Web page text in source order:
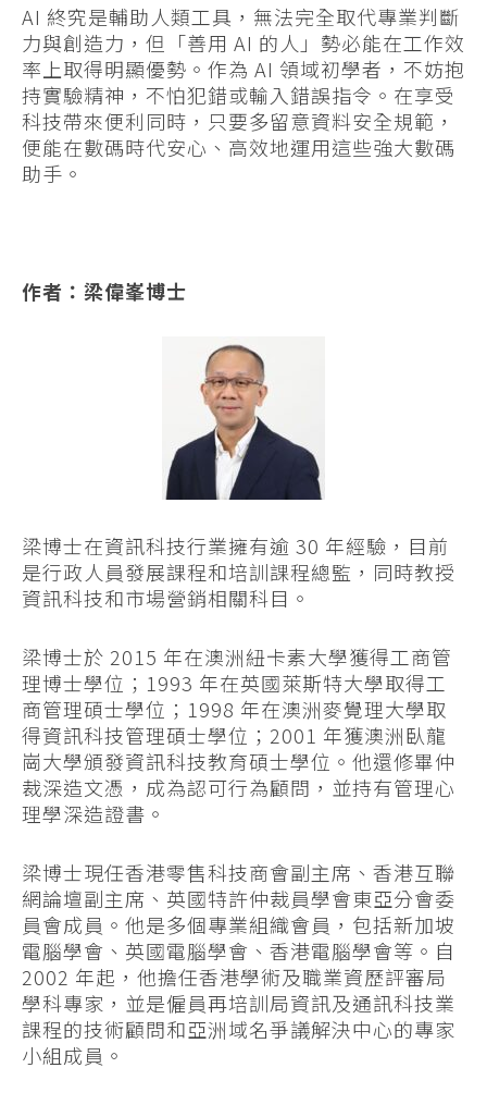
AI 終究是輔助人類工具，無法完全取代專業判斷
力與創造力，但「善用 AI 的人」勢必能在工作效
率上取得明顯優勢。作為 AI 領域初學者，不妨抱
持實驗精神，不怕犯錯或輸入錯誤指令。在享受
科技帶來便利同時，只要多留意資料安全規範，
便能在數碼時代安心、高效地運用這些強大數碼
助手。
作者：梁偉峯博士
梁博士在資訊科技行業擁有逾 30 年經驗，目前
是行政人員發展課程和培訓課程總監，同時教授
資訊科技和市場營銷相關科目。
梁博士於 2015 年在澳洲紐卡素大學獲得工商管
理博士學位；1993 年在英國萊斯特大學取得工
商管理碩士學位；1998 年在澳洲麥覺理大學取
得資訊科技管理碩士學位；2001 年獲澳洲臥龍
崗大學頒發資訊科技教育碩士學位。他還修畢仲
裁深造文憑，成為認可行為顧問，並持有管理心
理學深造證書。
梁博士現任香港零售科技商會副主席、香港互聯
網論壇副主席、英國特許仲裁員學會東亞分會委
員會成員。他是多個專業組織會員，包括新加坡
電腦學會、英國電腦學會、香港電腦學會等。自
2002 年起，他擔任香港學術及職業資歷評審局
學科專家，並是僱員再培訓局資訊及通訊科技業
課程的技術顧問和亞洲域名爭議解決中心的專家
小組成員。